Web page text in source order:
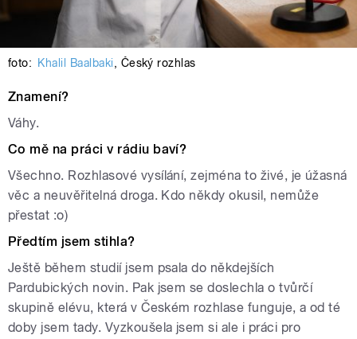
foto: Khalil Baalbaki, Český rozhlas
Znamení?
Váhy.
Co mě na práci v rádiu baví?
Všechno. Rozhlasové vysílání, zejména to živé, je úžasná
věc a neuvěřitelná droga. Kdo někdy okusil, nemůže
přestat :o)
Předtím jsem stihla?
Ještě během studií jsem psala do někdejších
Pardubických novin. Pak jsem se doslechla o tvůrčí
skupině elévu, která v Českém rozhlase funguje, a od té
doby jsem tady. Vyzkoušela jsem si ale i práci pro